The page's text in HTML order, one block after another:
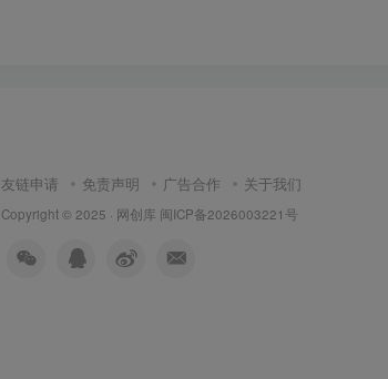
友链申请 免责声明 广告合作 关于我们
Copyright © 2025 · 网创库 闽ICP备2026003221号